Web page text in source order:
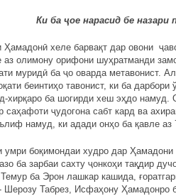
нарасид бе назари
хеле барвақт дар овони
аз олимону орифони шуҳратманди
муридӣ ба ҷо оварда метавонист.
беинтиҳо тавонист, ки ба дарбори
хирқаро ба шогирди хеш эҳдо
саҳафоти ҷудогона сабт кард ва
намуд, ки адади онҳо ба қавле аз
умри боқимондаи худро дар
ба зарбаи сахту ҷонкоҳи тақдир
ба Эрон лашкар кашида,
Шерозу Табрез, Исфаҳону Ҳамадонро